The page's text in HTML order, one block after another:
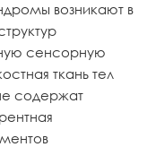
возникают в
сенсорную
ткань тел
содержат